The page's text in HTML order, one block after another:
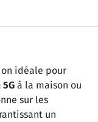
idéale pour
à la maison ou
sur les
un